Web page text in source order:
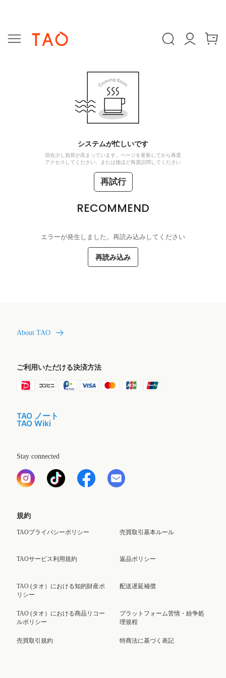
システムが忙しいです
現在少し負荷が高まっています。ページを更新してから再度
アクセスしてください、または後ほど再度訪問してください
再試行
RECOMMEND
エラーが発生しました。再読み込みしてください
再読み込み
About TAO
ご利用いただける決済方法
TAO ノート
TAO Wiki
Stay connected
規約
TAOプライバシーポリシー
TAOサービス利用規約
TAO (タオ）における知的財産ポ
リシー
TAO (タオ）における商品リコー
ルポリシー
売買取引規約
売買取引基本ルール
返品ポリシー
配送遅延補償
プラットフォーム苦情・紛争処
理規程
特商法に基づく表記